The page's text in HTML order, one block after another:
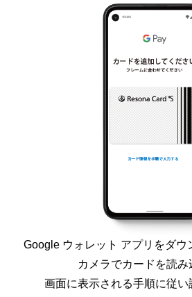
Google ウォレット アプリをダウ
カメラでカードを読み
画面に表示される手順に従い